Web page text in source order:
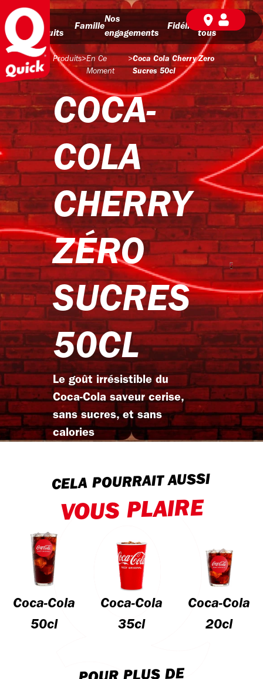
Nos
produits
Famille
Nos
engagements
Fidélité
BD pour
tous
Produits>En Ce
Moment
>Coca Cola Cherry Zero
Sucres 50cl
COCA-
COLA
CHERRY
ZÉRO
SUCRES
50CL
Le goût irrésistible du
Coca-Cola saveur cerise,
sans sucres, et sans
calories
CELA POURRAIT AUSSI
VOUS PLAIRE
Coca-Cola
50cl
Coca-Cola
35cl
Coca-Cola
20cl